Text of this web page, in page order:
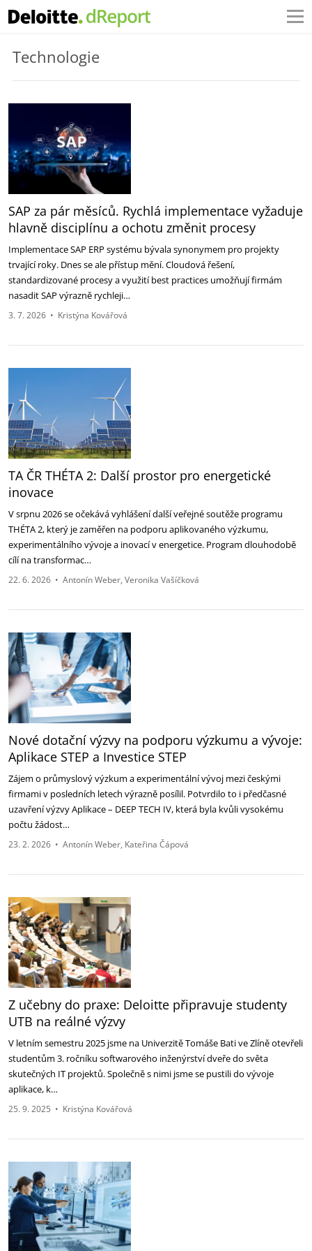
Technologie
SAP za pár měsíců. Rychlá implementace vyžaduje
hlavně disciplínu a ochotu změnit procesy
Implementace SAP ERP systému bývala synonymem pro projekty
trvající roky. Dnes se ale přístup mění. Cloudová řešení,
standardizované procesy a využití best practices umožňují firmám
nasadit SAP výrazně rychleji…
3. 7. 2026 • Kristýna Kovářová
TA ČR THÉTA 2: Další prostor pro energetické
inovace
V srpnu 2026 se očekává vyhlášení další veřejné soutěže programu
THÉTA 2, který je zaměřen na podporu aplikovaného výzkumu,
experimentálního vývoje a inovací v energetice. Program dlouhodobě
cílí na transformac…
22. 6. 2026 • Antonín Weber Veronika Vašíčková
Nové dotační výzvy na podporu výzkumu a vývoje:
Aplikace STEP a Investice STEP
Zájem o průmyslový výzkum a experimentální vývoj mezi českými
firmami v posledních letech výrazně posílil. Potvrdilo to i předčasné
uzavření výzvy Aplikace – DEEP TECH IV, která byla kvůli vysokému
počtu žádost…
23. 2. 2026 • Antonín Weber Kateřina Čápová
Z učebny do praxe: Deloitte připravuje studenty
UTB na reálné výzvy
V letním semestru 2025 jsme na Univerzitě Tomáše Bati ve Zlíně otevřeli
studentům 3. ročníku softwarového inženýrství dveře do světa
skutečných IT projektů. Společně s nimi jsme se pustili do vývoje
aplikace, k…
25. 9. 2025 • Kristýna Kovářová